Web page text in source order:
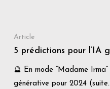
Article
5 prédictions pour l’IA
🔮 En mode “Madame
générative pour 2024